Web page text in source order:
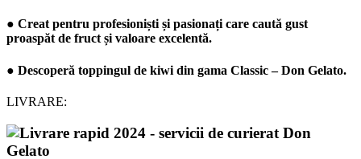
● Creat pentru profesioniști și pasionați care caută gust
proaspăt de fruct și valoare excelentă.
● Descoperă toppingul de kiwi din gama Classic – Don Gelato.
LIVRARE: